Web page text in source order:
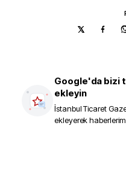
Google'da bizi
ekleyin
İstanbul Ticaret
ekleyerek